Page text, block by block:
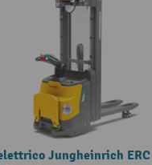
Jungheinrich ERC